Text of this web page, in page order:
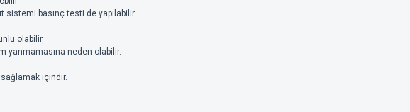
sistemi basınç testi de yapılabilir.
olabilir.
yanmamasına neden olabilir.
sağlamak içindir.